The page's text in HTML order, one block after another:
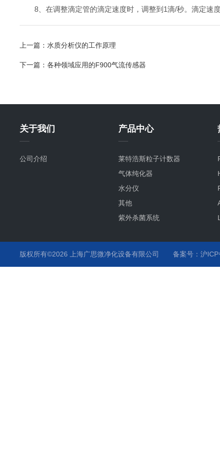
8、在调整滴定管的滴定速度时，调整到1滴/秒。滴定速
上一篇： 水质分析仪的工作原理
下一篇： 各种领域应用的F900气流传感器
关于我们
公司介绍
产品中心
莱特浩斯粒子计数器
气体纯化器
水分仪
其他
紫外杀菌系统
版权所有©2026 上海广思微净化设备有限公司 备案号：沪